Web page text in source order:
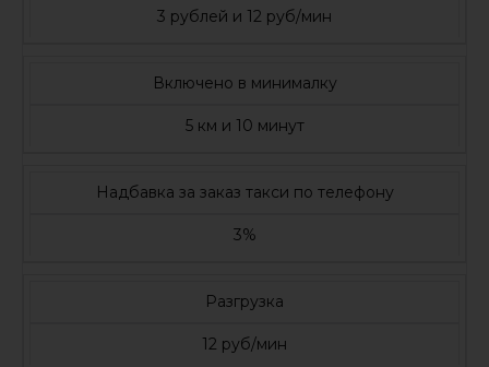
3 рублей и 12 руб/мин
Включено в минималку
5 км и 10 минут
Надбавка за заказ такси по телефону
3%
Разгрузка
12 руб/мин